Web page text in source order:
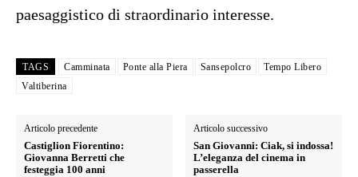
paesaggistico di straordinario interesse.
TAGS Camminata Ponte alla Piera Sansepolcro
Tempo Libero
Valtiberina
Articolo precedente
Castiglion Fiorentino:
Giovanna Berretti che
festeggia 100 anni
Articolo successivo
San Giovanni: Ciak, si indossa!
L’eleganza del cinema in
passerella